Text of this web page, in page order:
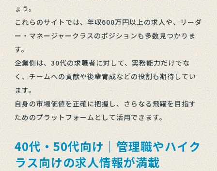
ょう。
これらのサイトでは、年収600万円以上の求人や、リーダ
ー・マネージャークラスのポジションも多数見つかりま
す。
企業側は、30代の求職者に対して、実務能力だけでな
く、チームへの貢献や後輩育成などの役割も期待してい
ます。
自身の市場価値を正確に把握し、さらなる飛躍を目指す
ためのプラットフォームとして活用できます。
40代・50代向け｜管理職やハイク
ラス向けの求人情報が満載